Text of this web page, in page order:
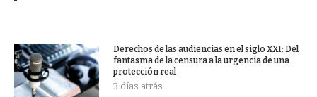
Derechos de las audiencias en el siglo XXI: Del
fantasma de la censura a la urgencia de una
protección real
3 días atrás